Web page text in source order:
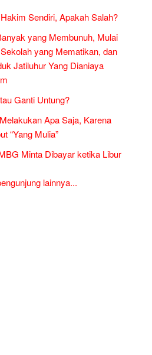
Sendiri, Apakah Salah?
yang Membunuh, Mulai
yang Mematikan, dan
Jatiluhur Yang Dianiaya
Ganti Untung?
Apa Saja, Karena
“Yang Mulia”
Minta Dibayar ketika Libur
lainnya...